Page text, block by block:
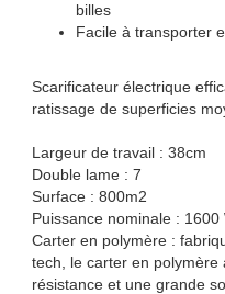
billes
Facile à transporter
Scarificateur électrique
ratissage de superficies
Largeur de travail : 38cm
Double lame : 7
Surface : 800m2
Puissance nominale : 1600
Carter en polymère :
tech, le carter en
résistance et une grande